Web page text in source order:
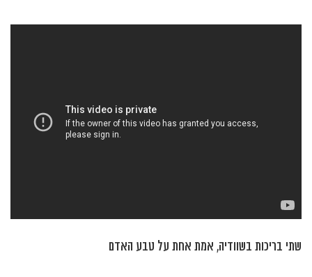
שתי בריכות בשוודיה, אמת אחת על טבע האדם